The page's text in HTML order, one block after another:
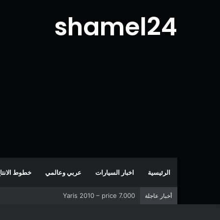
shamel24
الرئيسية اخبار السيارات عربي وعالمي خطوط
أخبار عاجلة Yaris 2010 – price 7.000